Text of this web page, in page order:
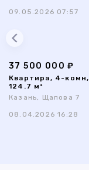
09.05.2026 07:57
37 500 000 ₽
Квартира, 4-комн,
124.7 м²
Казань, Щапова 7
08.04.2026 16:28